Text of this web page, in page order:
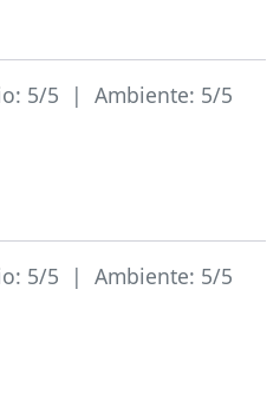
5/5 | Ambiente: 5/5
5/5 | Ambiente: 5/5